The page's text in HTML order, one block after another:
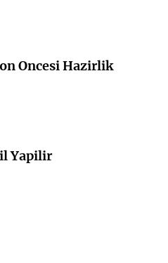
Oncesi Hazirlik
Yapilir